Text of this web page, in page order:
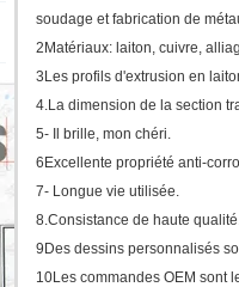
soudage et fabrication de
2Matériaux: laiton, cuivre,
3Les profils d'extrusion en
4.La dimension de la section
5- Il brille, mon chéri.
6Excellente propriété anti-
7- Longue vie utilisée.
8.Consistance de haute
9Des dessins personnalisés
10Les commandes OEM sont